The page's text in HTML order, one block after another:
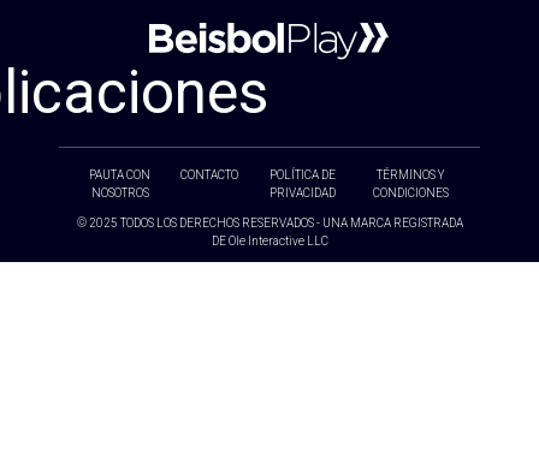
PAUTA CON
NOSOTROS
CONTACTO
POLÍTICA DE
PRIVACIDAD
TÉRMINOS Y
CONDICIONES
© 2025 TODOS LOS DERECHOS RESERVADOS - UNA MARCA REGISTRADA
DE Ole Interactive LLC